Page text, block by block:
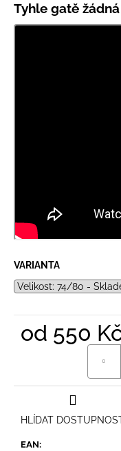
Tyhle gatě
VARIANTA
od 550
EAN:
HLÍDAT